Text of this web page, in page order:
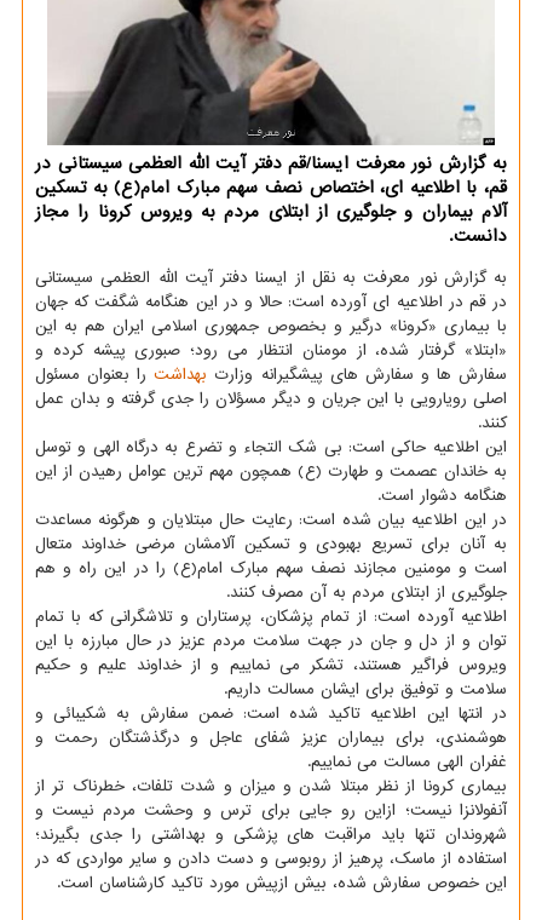
به گزارش نور معرفت ایسنا/قم دفتر آیت الله العظمی سیستانی در
قم، با اطلاعیه ای، اختصاص نصف سهم مبارك امام(ع) به تسكین
آلام بیماران و جلوگیری از ابتلای مردم به ویروس كرونا را مجاز
دانست.
به گزارش نور معرفت به نقل از ایسنا دفتر آیت الله العظمی سیستانی
در قم در اطلاعیه ای آورده است: حالا و در این هنگامه شگفت كه جهان
با بیماری «كرونا» درگیر و بخصوص جمهوری اسلامی ایران هم به این
«ابتلا» گرفتار شده، از مومنان انتظار می رود؛ صبوری پیشه كرده و
سفارش ها و سفارش های پیشگیرانه وزارت بهداشترا بعنوان مسئول
اصلی رویارویی با این جریان و دیگر مسؤلان را جدی گرفته و بدان عمل
كنند.
این اطلاعیه حاكی است: بی شك التجاء و تضرع به درگاه الهی و توسل
به خاندان عصمت و طهارت (ع) همچون مهم ترین عوامل رهیدن از این
هنگامه دشوار است.
در این اطلاعیه بیان شده است: رعایت حال مبتلایان و هرگونه مساعدت
به آنان برای تسریع بهبودی و تسكین آلامشان مرضی خداوند متعال
است و مومنین مجازند نصف سهم مبارك امام(ع) را در این راه و هم
جلوگیری از ابتلای مردم به آن مصرف كنند.
اطلاعیه آورده است: از تمام پزشكان، پرستاران و تلاشگرانی كه با تمام
توان و از دل و جان در جهت سلامت مردم عزیز در حال مبارزه با این
ویروس فراگیر هستند، تشكر می نماییم و از خداوند علیم و حكیم
سلامت و توفیق برای ایشان مسالت داریم.
در انتها این اطلاعیه تاكید شده است: ضمن سفارش به شكیبائی و
هوشمندی، برای بیماران عزیز شفای عاجل و درگذشتگان رحمت و
غفران الهی مسالت می نماییم.
بیماری كرونا از نظر مبتلا شدن و میزان و شدت تلفات، خطرناك تر از
آنفولانزا نیست؛ ازاین رو جایی برای ترس و وحشت مردم نیست و
شهروندان تنها باید مراقبت های پزشكی و بهداشتی را جدی بگیرند؛
استفاده از ماسك، پرهیز از روبوسی و دست دادن و سایر مواردی كه در
این خصوص سفارش شده، بیش ازپیش مورد تاكید كارشناسان است.